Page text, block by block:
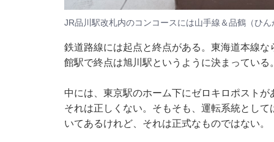
JR品川駅改札内のコンコースには山手線＆品鶴（ひ
鉄道路線には起点と終点がある。東海道本線
館駅で終点は旭川駅というように決まってい
中には、東京駅のホーム下にゼロキロポストが
それは正しくない。そもそも、運転系統とし
いてあるけれど、それは正式なものではない。